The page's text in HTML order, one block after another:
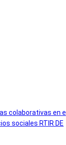
colaborativas en
sociales RTIR DE